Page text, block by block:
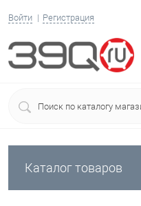
Войти Регистрация
Каталог товаров